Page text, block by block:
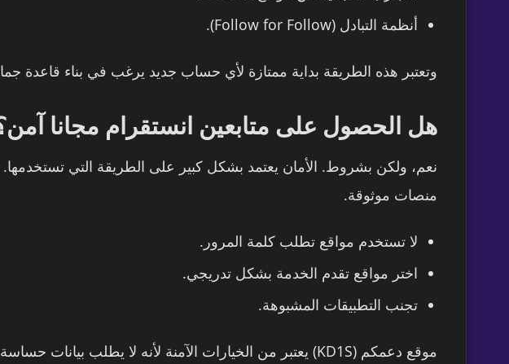
أنظمة التبادل (Follow for Follow).
وتعتبر هذه الطريقة بداية ممتازة لأي حساب جديد يرغب في بناء قاعدة
هل الحصول على متابعين انستقرام مجانا
منصات موثوقة.
لا تستخدم مواقع تطلب كلمة المرور.
اختر مواقع تقدم الخدمة بشكل تدريجي.
تجنب التطبيقات المشبوهة.
موقع دعمكم (KD1S) يعتبر من الخيارات الآمنة لأنه لا يطلب بيانات حساسة ويقدم خدمات بشكل احترافي.